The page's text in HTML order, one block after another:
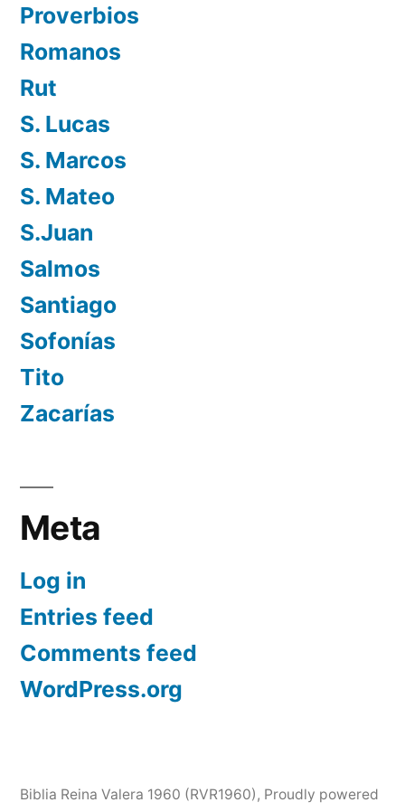
Proverbios
Romanos
Rut
S. Lucas
S. Marcos
S. Mateo
S.Juan
Salmos
Santiago
Sofonías
Tito
Zacarías
Meta
Log in
Entries feed
Comments feed
WordPress.org
Biblia Reina Valera 1960 (RVR1960) , Proudly powered